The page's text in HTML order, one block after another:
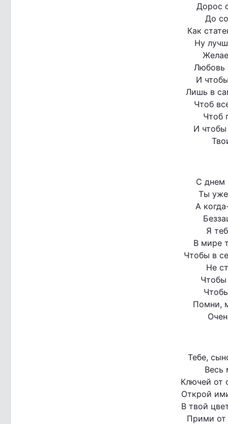
Дорос
До
Как
Ну
Любовь
И
Лишь в
Чтоб
Чтоб
И чтобы
С днем
Ты
А
Я
В мире
Чтобы в
Не
Чтобы
Помни,
Тебе,
Весь
Ключей от
Открой
В твой
Прими от